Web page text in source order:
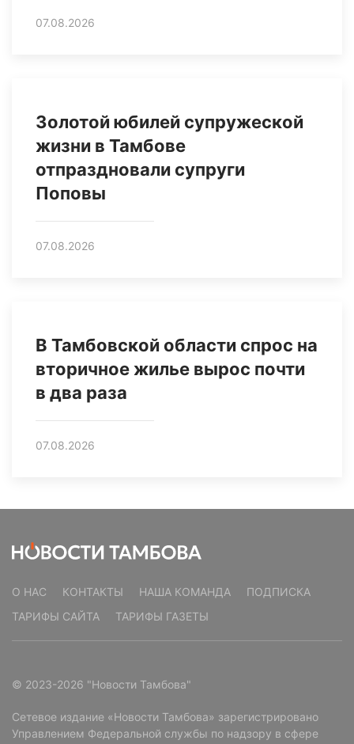
07.08.2026
Золотой юбилей супружеской
жизни в Тамбове
отпраздновали супруги
Поповы
07.08.2026
В Тамбовской области спрос на
вторичное жилье вырос почти
в два раза
07.08.2026
О НАС КОНТАКТЫ НАША КОМАНДА
ПОДПИСКА
ТАРИФЫ САЙТА
ТАРИФЫ ГАЗЕТЫ
© 2023-2026 "Новости Тамбова"
Сетевое издание «Новости Тамбова» зарегистрировано
Управлением Федеральной службы по надзору в сфере